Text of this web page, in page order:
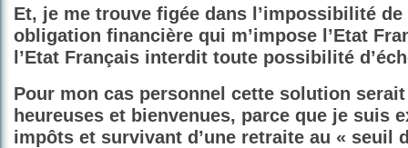
Et, je me trouve figée dans l’impossibilité
obligation financière qui m’impose l’Etat
l’Etat Français interdit toute possibilité
Pour mon cas personnel cette solution
heureuses et bienvenues, parce que je suis
impôts et survivant d’une retraite au « seuil